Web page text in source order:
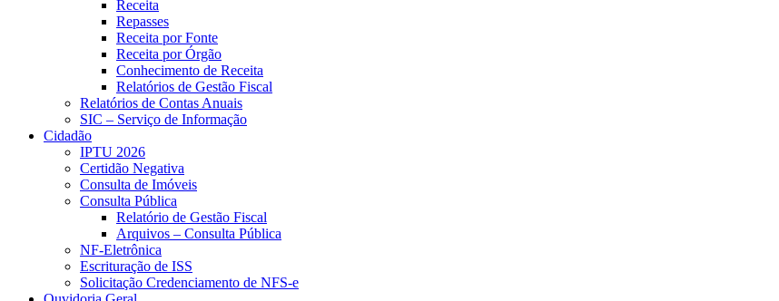
Receita
Repasses
Receita por Fonte
Receita por Órgão
Conhecimento de Receita
Relatórios de Gestão Fiscal
Relatórios de Contas Anuais
SIC – Serviço de Informação
Cidadão
IPTU 2026
Certidão Negativa
Consulta de Imóveis
Consulta Pública
Relatório de Gestão Fiscal
Arquivos – Consulta Pública
NF-Eletrônica
Escrituração de ISS
Solicitação Credenciamento de NFS-e